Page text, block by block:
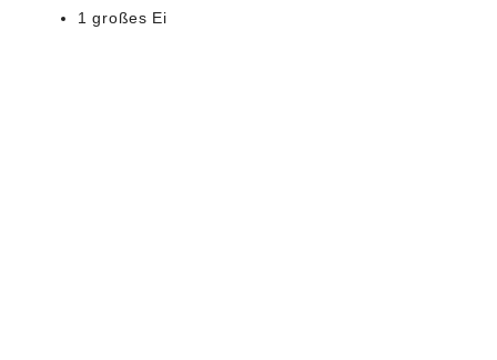
1 großes Ei